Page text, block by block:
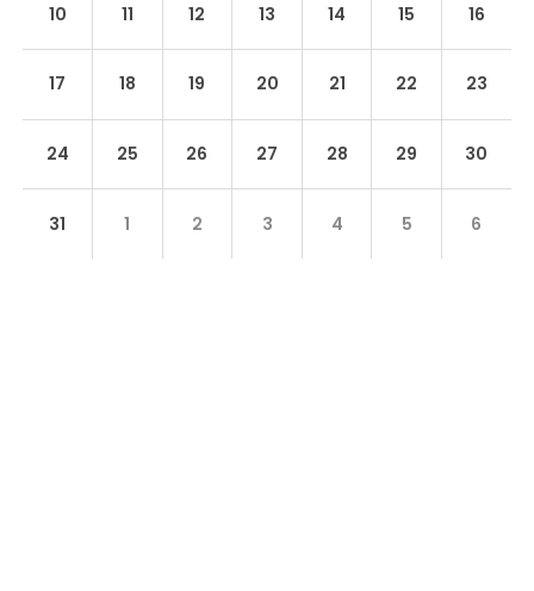
10 11 12 13 14 15 16
17 18 19 20 21 22 23
24 25 26 27 28 29 30
31 1 2 3 4 5 6